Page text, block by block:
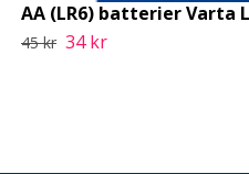
AA (LR6) batterier Varta
45 kr 34 kr